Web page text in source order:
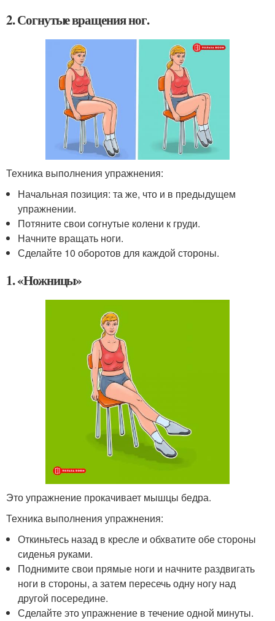
2. Согнутые вращения ног.
Техника выполнения упражнения:
Начальная позиция: та же, что и в предыдущем
упражнении.
Потяните свои согнутые колени к груди.
Начните вращать ноги.
Сделайте 10 оборотов для каждой стороны.
1. «Ножницы»
Это упражнение прокачивает мышцы бедра.
Техника выполнения упражнения:
Откиньтесь назад в кресле и обхватите обе стороны
сиденья руками.
Поднимите свои прямые ноги и начните раздвигать
ноги в стороны, а затем пересечь одну ногу над
другой посередине.
Сделайте это упражнение в течение одной минуты.